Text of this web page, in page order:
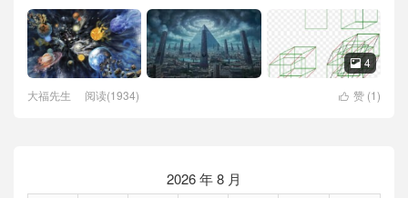
 4
 赞 (1)
大福先生 阅读(1934)
2026 年 8 月